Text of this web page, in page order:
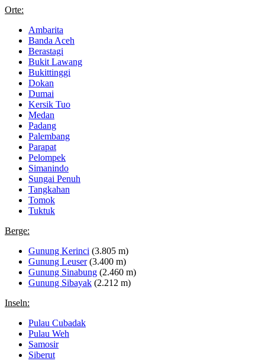
Orte:
Ambarita
Banda Aceh
Berastagi
Bukit Lawang
Bukittinggi
Dokan
Dumai
Kersik Tuo
Medan
Padang
Palembang
Parapat
Pelompek
Simanindo
Sungai Penuh
Tangkahan
Tomok
Tuktuk
Berge:
Gunung Kerinci (3.805 m)
Gunung Leuser(3.400 m)
Gunung Sinabung (2.460 m)
Gunung Sibayak (2.212 m)
Inseln:
Pulau Cubadak
Pulau Weh
Samosir
Siberut